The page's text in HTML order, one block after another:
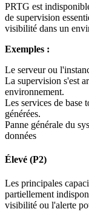
PRTG est
de supervision
visibilité dans un
Exemples :
Le serveur ou
La supervision s'est
environnement.
Les services de base
générées.
Panne générale du
données
Élevé (P2)
Les principales
partiellement
visibilité ou l'alerte